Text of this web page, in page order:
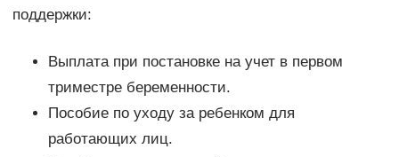
поддержки:
Выплата при постановке на учет в первом
триместре беременности.
Пособие по уходу за ребенком для
работающих лиц.